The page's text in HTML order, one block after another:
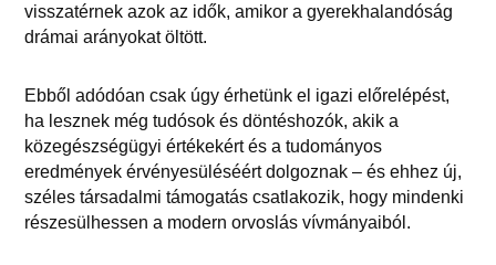
visszatérnek azok az idők, amikor a gyerekhalandóság
drámai arányokat öltött.
Ebből adódóan csak úgy érhetünk el igazi előrelépést,
ha lesznek még tudósok és döntéshozók, akik a
közegészségügyi értékekért és a tudományos
eredmények érvényesüléséért dolgoznak – és ehhez új,
széles társadalmi támogatás csatlakozik, hogy mindenki
részesülhessen a modern orvoslás vívmányaiból.